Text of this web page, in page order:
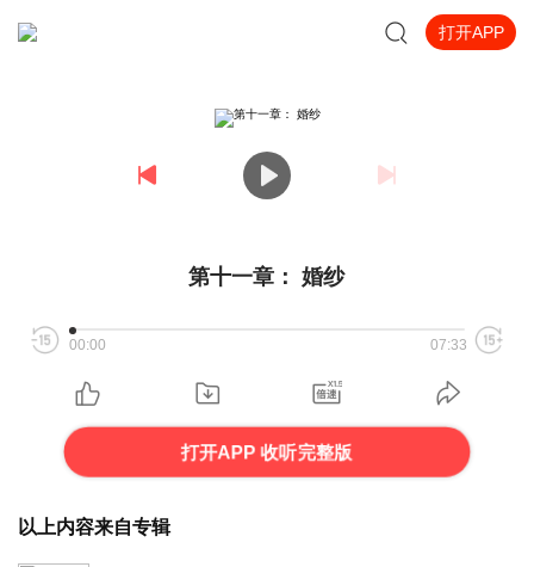
打开APP
第十一章： 婚纱
00:00 07:33
打开APP 收听完整版
以上内容来自专辑